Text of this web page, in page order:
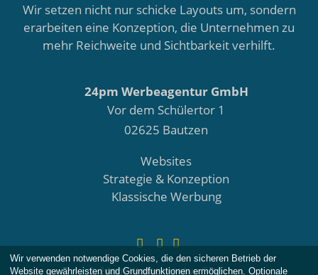
Wir setzen nicht nur schicke Layouts um, sondern
erarbeiten eine Konzeption, die Unternehmen zu
mehr Reichweite und Sichtbarkeit verhilft.
24pm Werbeagentur GmbH
Vor dem Schülertor 1
02625 Bautzen
Websites
Strategie & Konzeption
Klassische Werbung
Facebook
Instagram
E-Mail
© 24pm Werbeagentur GmbH
Wir verwenden notwendige Cookies, die den sicheren Betrieb der
Website gewährleisten und Grundfunktionen ermöglichen. Optionale